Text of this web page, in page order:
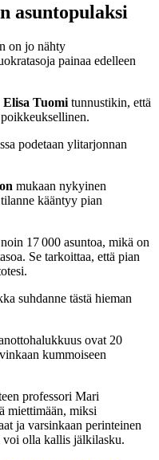
asuntopulaksi
on jo nähty
painaa edelleen
Elisa Tuomi tunnustikin, että
podetaan ylitarjonnan
mukaan nykyinen
kääntyy pian
17 000 asuntoa, mikä on
Se tarkoittaa, että pian
suhdanne tästä hieman
ovat 20
kummoiseen
professori Mari
miettimään, miksi
ja varsinkaan perinteinen
olla kallis jälkilasku.